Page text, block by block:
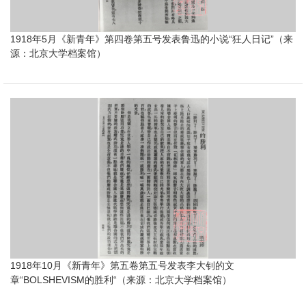
1918年5月《新青年》第四卷第五号发表鲁迅的小说“狂人日记”（来
源：北京大学档案馆）
1918年10月《新青年》第五卷第五号发表李大钊的文
章“BOLSHEVISM的胜利“（来源：北京大学档案馆）